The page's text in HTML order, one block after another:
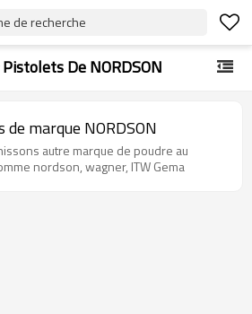
de recherche
Pistolets De NORDSON
marque NORDSON
autre marque de poudre au
nordson, wagner, ITW Gema